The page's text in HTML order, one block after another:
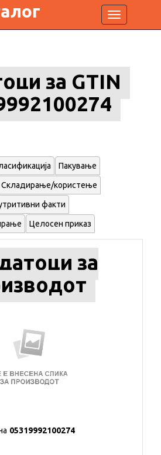
Toggle
navigation
за GTIN
Пакување
Складирање/користење
факти
Целосен приказ
за
05319992100274